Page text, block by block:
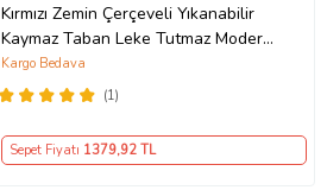
Kırmızı Zemin Çerçeveli Yıkanabilir
Kaymaz Taban Leke Tutmaz Modern
Salon Halısı ve Yolluk (Koyu Kırmızı)
(1)
Kargo Bedava
Sepet Fiyatı 1379,92 TL